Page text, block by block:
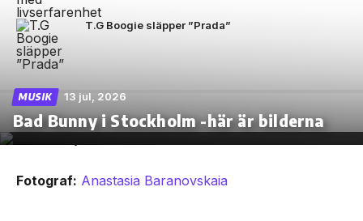
T.G Boogie släpper ”Prada”
MUSIK 13 jul, 2026
Bad Bunny i Stockholm -här är bilderna
Fotograf: Anastasia Baranovskaia